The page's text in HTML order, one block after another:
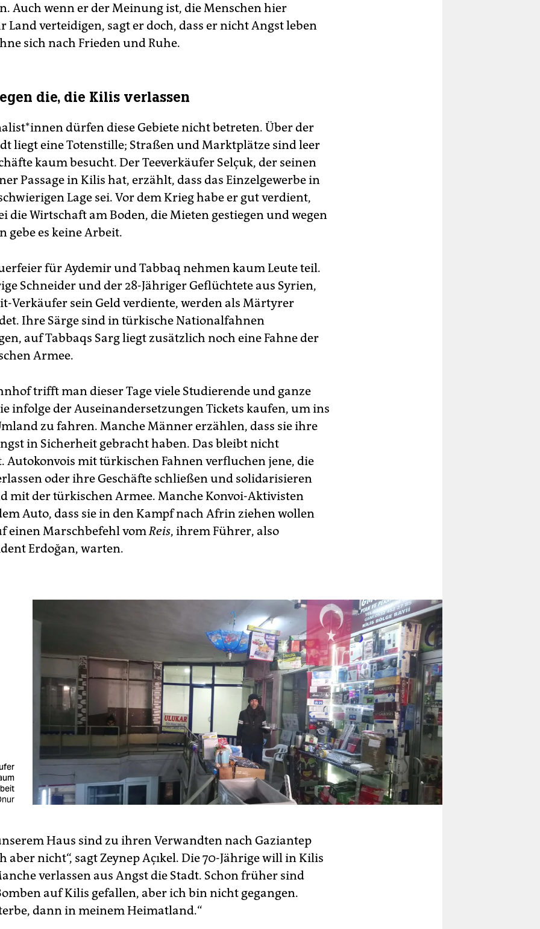
Auch wenn er der Meinung ist, die Menschen hier
Land verteidigen, sagt er doch, dass er nicht Angst leben
sich nach Frieden und Ruhe.
die, die Kilis verlassen
dürfen diese Gebiete nicht betreten. Über der
liegt eine Totenstille; Straßen und Marktplätze sind leer
kaum besucht. Der Teeverkäufer Selçuk, der seinen
Passage in Kilis hat, erzählt, dass das Einzelgewerbe in
Lage sei. Vor dem Krieg habe er gut verdient,
die Wirtschaft am Boden, die Mieten gestiegen und wegen
gebe es keine Arbeit.
für Aydemir und Tabbaq nehmen kaum Leute teil.
Schneider und der 28-Jähriger Geflüchtete aus Syrien,
Verkäufer sein Geld verdiente, werden als Märtyrer
Ihre Särge sind in türkische Nationalfahnen
auf Tabbaqs Sarg liegt zusätzlich noch eine Fahne der
Armee.
trifft man dieser Tage viele Studierende und ganze
infolge der Auseinandersetzungen Tickets kaufen, um ins
zu fahren. Manche Männer erzählen, dass sie ihre
in Sicherheit gebracht haben. Das bleibt nicht
Autokonvois mit türkischen Fahnen verfluchen jene, die
oder ihre Geschäfte schließen und solidarisieren
mit der türkischen Armee. Manche Konvoi-Aktivisten
Auto, dass sie in den Kampf nach Afrin ziehen wollen
einen Marschbefehl vomReis, ihrem Führer, also
Erdoğan, warten.
Haus sind zu ihren Verwandten nach Gaziantep
aber nicht“, sagt Zeynep Açıkel. Die 70-Jährige will in Kilis
verlassen aus Angst die Stadt. Schon früher sind
auf Kilis gefallen, aber ich bin nicht gegangen.
dann in meinem Heimatland.“